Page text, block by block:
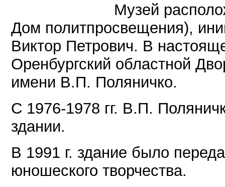
Музей
Дом политпросвещения),
Виктор Петрович. В
Оренбургский областной
имени В.П. Поляничко.
С 1976-1978 гг. В.П.
здании.
В 1991 г. здание было
юношеского творчества.